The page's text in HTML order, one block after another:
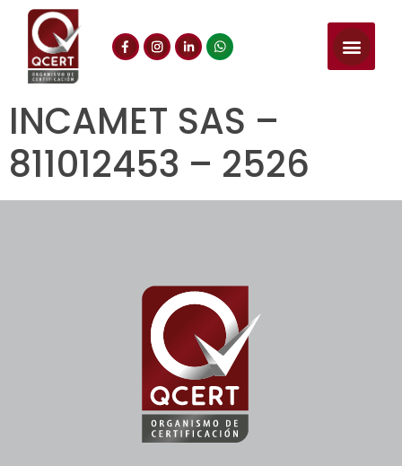
INCAMET SAS –
811012453 – 2526